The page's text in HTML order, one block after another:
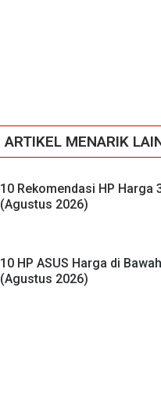
ARTIKEL MENARIK
10 Rekomendasi HP Harga
(Agustus 2026)
10 HP ASUS Harga di
(Agustus 2026)